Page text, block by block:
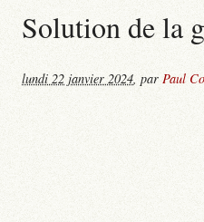
Solution de la
lundi 22 janvier 2024, par Paul